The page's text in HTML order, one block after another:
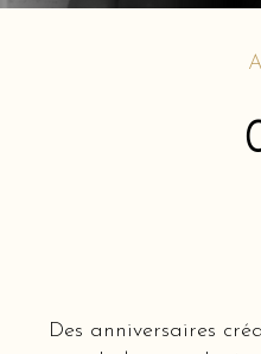
Des anniversaires